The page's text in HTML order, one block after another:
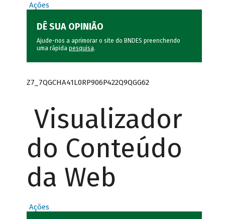
Ações
DÊ SUA OPINIÃO
Ajude-nos a aprimorar o site do BNDES preenchendo
uma rápida pesquisa.
Z7_7QGCHA41L0RP906P422Q9QGG62
Visualizador
do Conteúdo
da Web
Ações